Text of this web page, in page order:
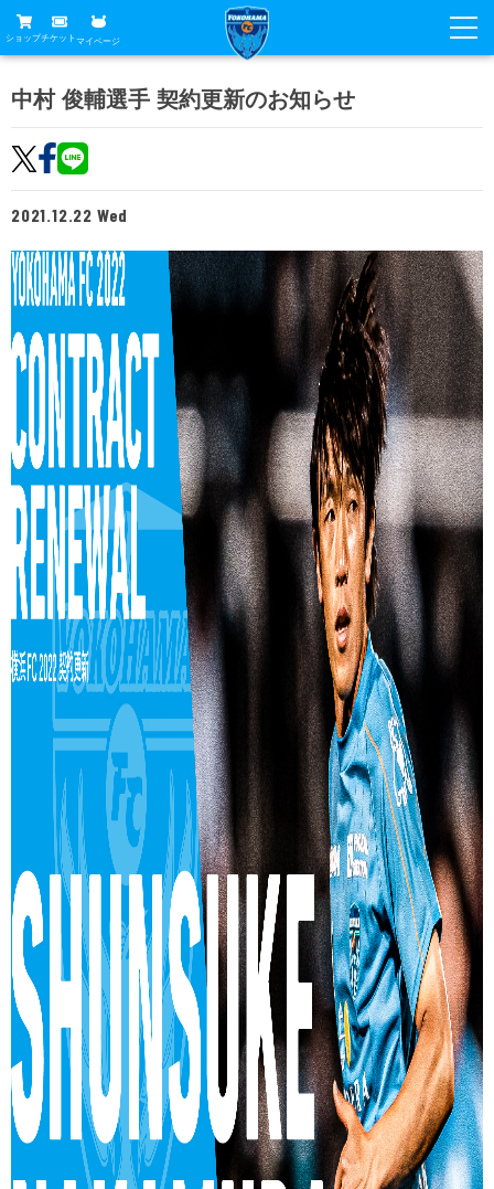
ショップチケット マイページ
グッズ
ホームタウン
トップチーム
クラブ
メディア
試合
アカデミー
試合
試合日程
チケット
席種・価格表
チケット購入方法
販売スケジュール
ニッパツシート
Buy Ticket Here
チーム
選手・スタッフ
スケジュール
練習見学について
観戦ガイド
横浜FC観戦ガイド
試合会場アクセス
観戦ルール・マナー
クラブ
クラブ概要
フリ丸のページ
ヒストリー
サステナビリティ
ホームタウン活動
横浜FCスポーツクラブ
ニッパツ横浜FCシーガルズ
ゲームスチュワード
学生インターンシップ
ファン
横浜FC公式オンラインショップ
クラブメンバー
スタータークラブ
スペシャルコンテンツ
オリジナルビール
育成ビジョン
試合日程・結果
アカデミー選手
アカデミースタッフ
フェニックスクラブ
サッカースクール
チアスクール
パートナー
パートナー一覧
あしながドリーム基金
お問い合わせ
お問い合わせ
中村 俊輔選手 契約更新のお知らせ
2021.12.22 Wed